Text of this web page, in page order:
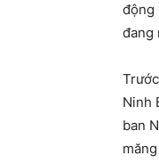
động
đang
Ninh
ban